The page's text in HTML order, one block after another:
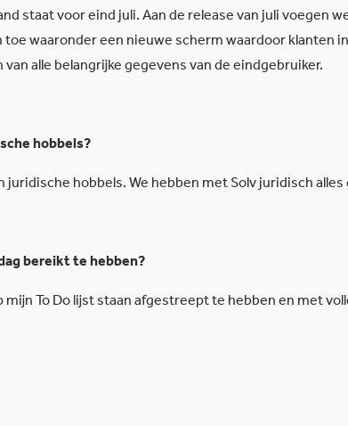
staat voor eind juli. Aan de release van juli voegen
waaronder een nieuwe scherm waardoor klanten
alle belangrijke gegevens van de eindgebruiker.
hobbels?
juridische hobbels. We hebben met Solv juridisch
bereikt te hebben?
mijn To Do lijst staan afgestreept te hebben en met